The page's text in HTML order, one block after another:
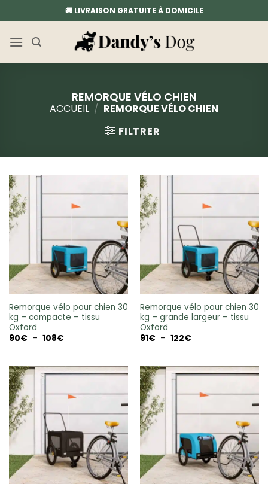
au
contenu
🚚 LIVRAISON GRATUITE À DOMICILE
REMORQUE VÉLO CHIEN
ACCUEIL / REMORQUE VÉLO CHIEN
FILTRER
Remorque vélo pour chien 30
kg – compacte – tissu
Oxford
90€ – 108€Plage
à
108€
Remorque vélo pour chien 30
kg – grande largeur – tissu
Oxford
91€ – 122€Plage
à
122€